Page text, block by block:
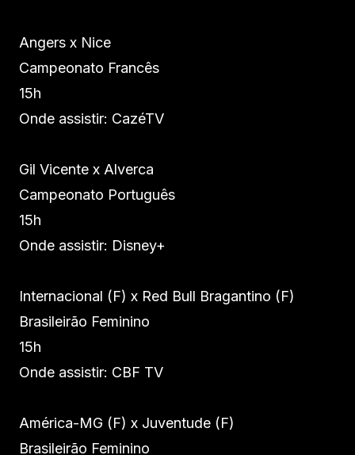
Angers x Nice
Campeonato Francês
15h
Onde assistir: CazéTV
Gil Vicente x Alverca
Campeonato Português
15h
Onde assistir: Disney+
Internacional (F) x Red Bull Bragantino (F)
Brasileirão Feminino
15h
Onde assistir: CBF TV
América-MG (F) x Juventude (F)
Brasileirão Feminino